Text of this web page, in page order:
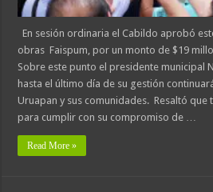
En sesión ordinaria el Cabildo aprobó
obras Faispum, por un monto de $19
Sobre este punto el presidente municipal
hasta el último día de su gestión
Uruapan y sus comunidades. Resaltó
para cumplir con su compromiso de …
Read More »